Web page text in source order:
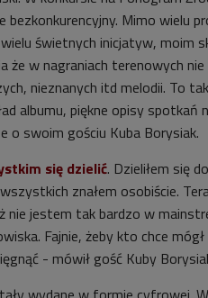
bezkonkurencyjny. Mimo wielu
świetnych inicjatyw, moim
że w nagraniach terenowych
nieznanych itd melodii. To
albumu, piękne opisy spotkań
o swoim gościu Kuba Borysiak.
się dzielić. Dzieliłem się
znałem osobiście.
nie jestem tak bardzo w
Fajnie, żeby kto chce
- mówił gość Kuby